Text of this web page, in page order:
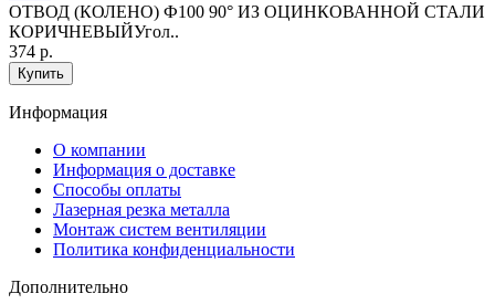
ОТВОД (КОЛЕНО) Ф100 90° ИЗ ОЦИНКОВАННОЙ СТАЛИ
КОРИЧНЕВЫЙУгол..
374 р.
Купить
Информация
O компании
Информация о доставке
Способы оплаты
Лазерная резка металла
Монтаж систем вентиляции
Политика конфиденциальности
Дополнительно